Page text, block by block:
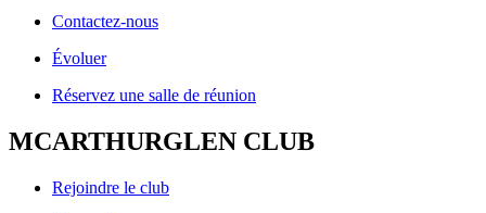
Contactez-nous
Évoluer
Réservez une salle de réunion
MCARTHURGLEN CLUB
Rejoindre le club